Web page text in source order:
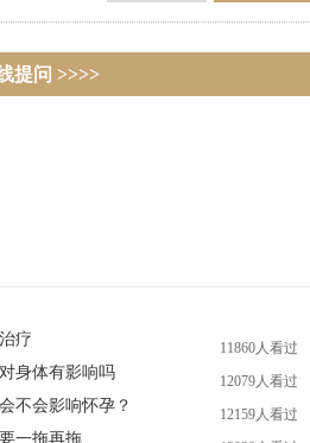
提问 >>>>
疗 11860人看过
身体有影响吗 12079人看过
不会影响怀孕？ 12159人看过
一拖再拖